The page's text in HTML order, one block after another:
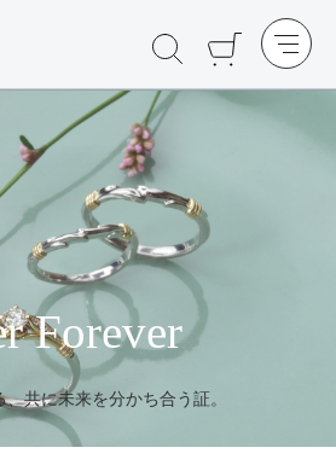
Forever
共に未来を分かち合う証。